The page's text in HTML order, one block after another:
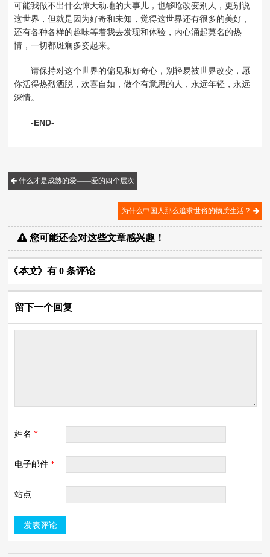
可能我做不出什么惊天动地的大事儿，也够呛改变别人，更别说
这世界，但就是因为好奇和未知，觉得这世界还有很多的美好，
还有各种各样的趣味等着我去发现和体验，内心涌起莫名的热
情，一切都斑斓多姿起来。
请保持对这个世界的偏见和好奇心，别轻易被世界改变，愿
你活得热烈洒脱，欢喜自如，做个有意思的人，永远年轻，永远
深情。
-END-
什么才是成熟的爱——爱的四个层次
为什么中国人那么追求世俗的物质生活？
您可能还会对这些文章感兴趣！
《本文》有 0 条评论
留下一个回复
姓名*
电子邮件*
站点